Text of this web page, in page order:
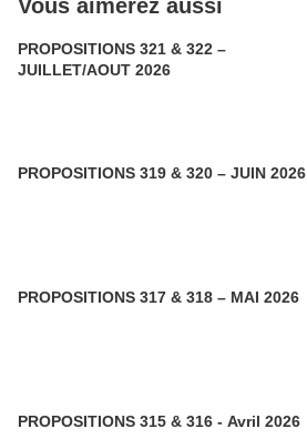
Vous aimerez aussi
PROPOSITIONS 321 & 322 –
JUILLET/AOUT 2026
PROPOSITIONS 319 & 320 – JUIN 2026
PROPOSITIONS 317 & 318 – MAI 2026
PROPOSITIONS 315 & 316 - Avril 2026